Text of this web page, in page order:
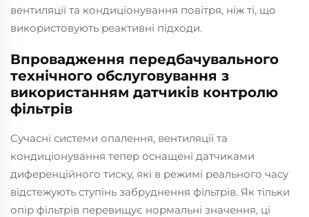
вентиляції та кондиціонування повітря, ніж ті, що
використовують реактивні підходи.
Впровадження передбачувального
технічного обслуговування з
використанням датчиків контролю
фільтрів
Сучасні системи опалення, вентиляції та
кондиціонування тепер оснащені датчиками
диференційного тиску, які в режимі реального часу
відстежують ступінь забруднення фільтрів. Як тільки
опір фільтрів перевищує нормальні значення, ці